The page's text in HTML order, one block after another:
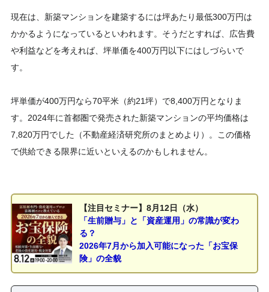
現在は、新築マンションを建築するには坪あたり最低300万円は
かかるようになっているといわれます。そうだとすれば、広告費
や利益などを考えれば、坪単価を400万円以下にはしづらいで
す。
坪単価が400万円なら70平米（約21坪）で8,400万円となりま
す。2024年に首都圏で発売された新築マンションの平均価格は
7,820万円でした（不動産経済研究所のまとめより）。この価格
で供給できる限界に近いといえるのかもしれません。
【注目セミナー】8月12日（水）
「生前贈与」と「資産運用」の常識が変わ
る？
2026年7月から加入可能になった「お宝保
険」の全貌